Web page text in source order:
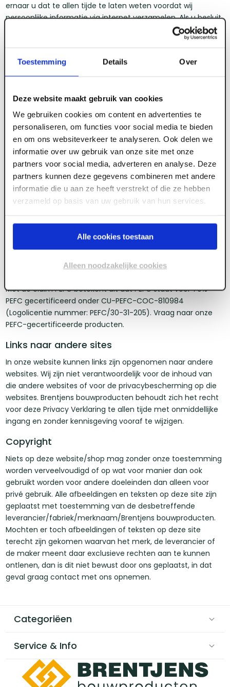
Toestemming Details Over
Deze website maakt gebruik van cookies
We gebruiken cookies om content en advertenties te
personaliseren, om functies voor social media te bieden
en om ons websiteverkeer te analyseren. Ook delen we
informatie over uw gebruik van onze site met onze
partners voor social media, adverteren en analyse. Deze
partners kunnen deze gegevens combineren met andere
informatie die u aan ze heeft verstrekt of die ze hebben
verzameld op basis van uw gebruik van hun services.
Alle cookies toestaan
Alleen noodzakelijke cookies
ernaar u dat te allen tijde te laten weten voordat wij
persoonlijke informatie via internet verzamelen. Als u besluit
ons of onze zakelijke partners die persoonlijke informatie te
weten op welke manier deze informatie zal worden gebruikt.
Wanneer u aangeeft dat die informatie niet mag worden
Beveiliging en kwaliteit van de informatie
Onze bedoeling is de kwaliteit en integriteit van de
persoonlijke informatie te bewaken. Aanvragen van
gebruikers voor het aanpassen of verwijderen van
persoonlijke informatie zullen zo snel mogelijk worden
behandeld.
FSC® of PEFC gecertificeerde materialen:
in de product omschrijving benoemd als FSC resp. PEFC. Met
de vermelding FSC wordt verwezen naar de claim FSC Mix
70% onder CU-COC-810984 (Logolicentie nummer: FSC-
Met de claim PEFC betekent dit dat PEFC staat voor 70%
PEFC gecertificeerd onder CU-PEFC-COC-810984
(Logolicentie nummer: PEFC/30-31-205). Vraag naar onze
PEFC-gecertificeerde producten.
Links naar andere sites
In onze website kunnen links zijn opgenomen naar andere
websites. Wij zijn niet verantwoordelijk voor de inhoud van
die andere websites of voor de privacybescherming op die
websites. Brentjens bouwproducten behoudt zich het recht
voor deze Privacy Verklaring te allen tijde met onmiddellijke
ingang en zonder kennisgeving vooraf te wijzigen.
Copyright
Niets op deze website/shop mag zonder onze toestemming
worden verveelvoudigd of op wat voor manier dan ook
gebruikt worden voor andere doeleinden dan alleen voor
privé gebruik. Alle afbeeldingen en teksten op deze site zijn
geplaatst met toestemming van de desbetreffende
leverancier/fabriek/merknaam/Brentjens bouwproducten.
Mochten er toch afbeeldingen of teksten op deze site
terecht zijn gekomen waarvan het merk, de leverancier of
de maker meent daar exclusieve rechten aan te kunnen
ontlenen, dan is dit niet bewust door ons geplaatst, in dat
geval graag contact met ons opnemen.
Categoriëen
Service & Info